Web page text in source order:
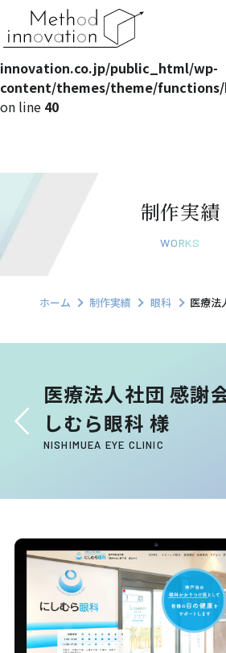
Warning: Undefined array key 0 in
/home/methodin/method-
innovation.co.jp/public_html/wp-
content/themes/theme/functions/
on line 40
制作実績
WORKS
ホーム 制作実績 眼科 医療法
医療法人社団 感謝
しむら眼科 様
NISHIMUEA EYE CLINIC